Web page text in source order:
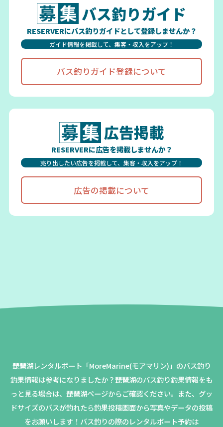
バス釣りガイド
RESERVERにバス釣りガイドとして登録しませんか？
ガイド情報を掲載して、集客・収入をアップ！
バス釣りガイド登録について
広告掲載
RESERVERに広告を掲載しませんか？
売り出したい広告を掲載して、集客・収入をアップ！
広告の掲載について
琵琶湖レンタルボート「MoreMarine(モアマリン)」のバス釣り
釣果情報は参考になりましたか？琵琶湖のバス釣り釣果情報をも
っと見る場合は、琵琶湖ページからご確認ください。 また、グッ
ドサイズのバスが釣れたら釣果投稿画面から写真やデータの投稿
をお願いします！バス釣りの際のレンタルボート予約は